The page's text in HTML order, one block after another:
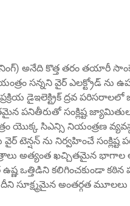
అనేది కొత్త తరం తయారీ
యంత్రం సన్నని వైర్
ప్రక్రియ డైఇలెక్ట్రిక్ ద్రవ
పనితీరుతో సంక్లిష్ట
యొక్క సిఎన్సి నియంత్రణ
టెన్షన్ ను నిర్వహించే
అత్యంత ఖచ్చితమైన
ఒత్తిడిని కలిగించకుండా
సూక్ష్మమైన అంతర్గత